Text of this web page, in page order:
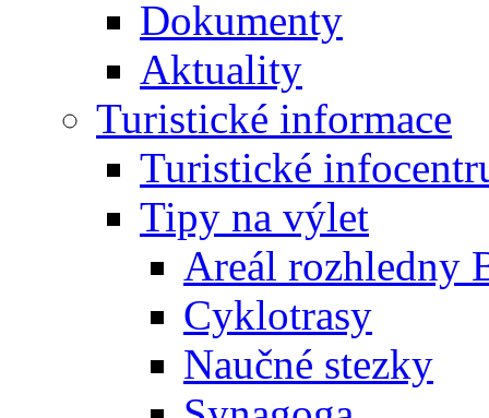
Dokumenty
Aktuality
Turistické informace
Turistické
Tipy na výlet
Areál rozhledny
Cyklotrasy
Naučné stezky